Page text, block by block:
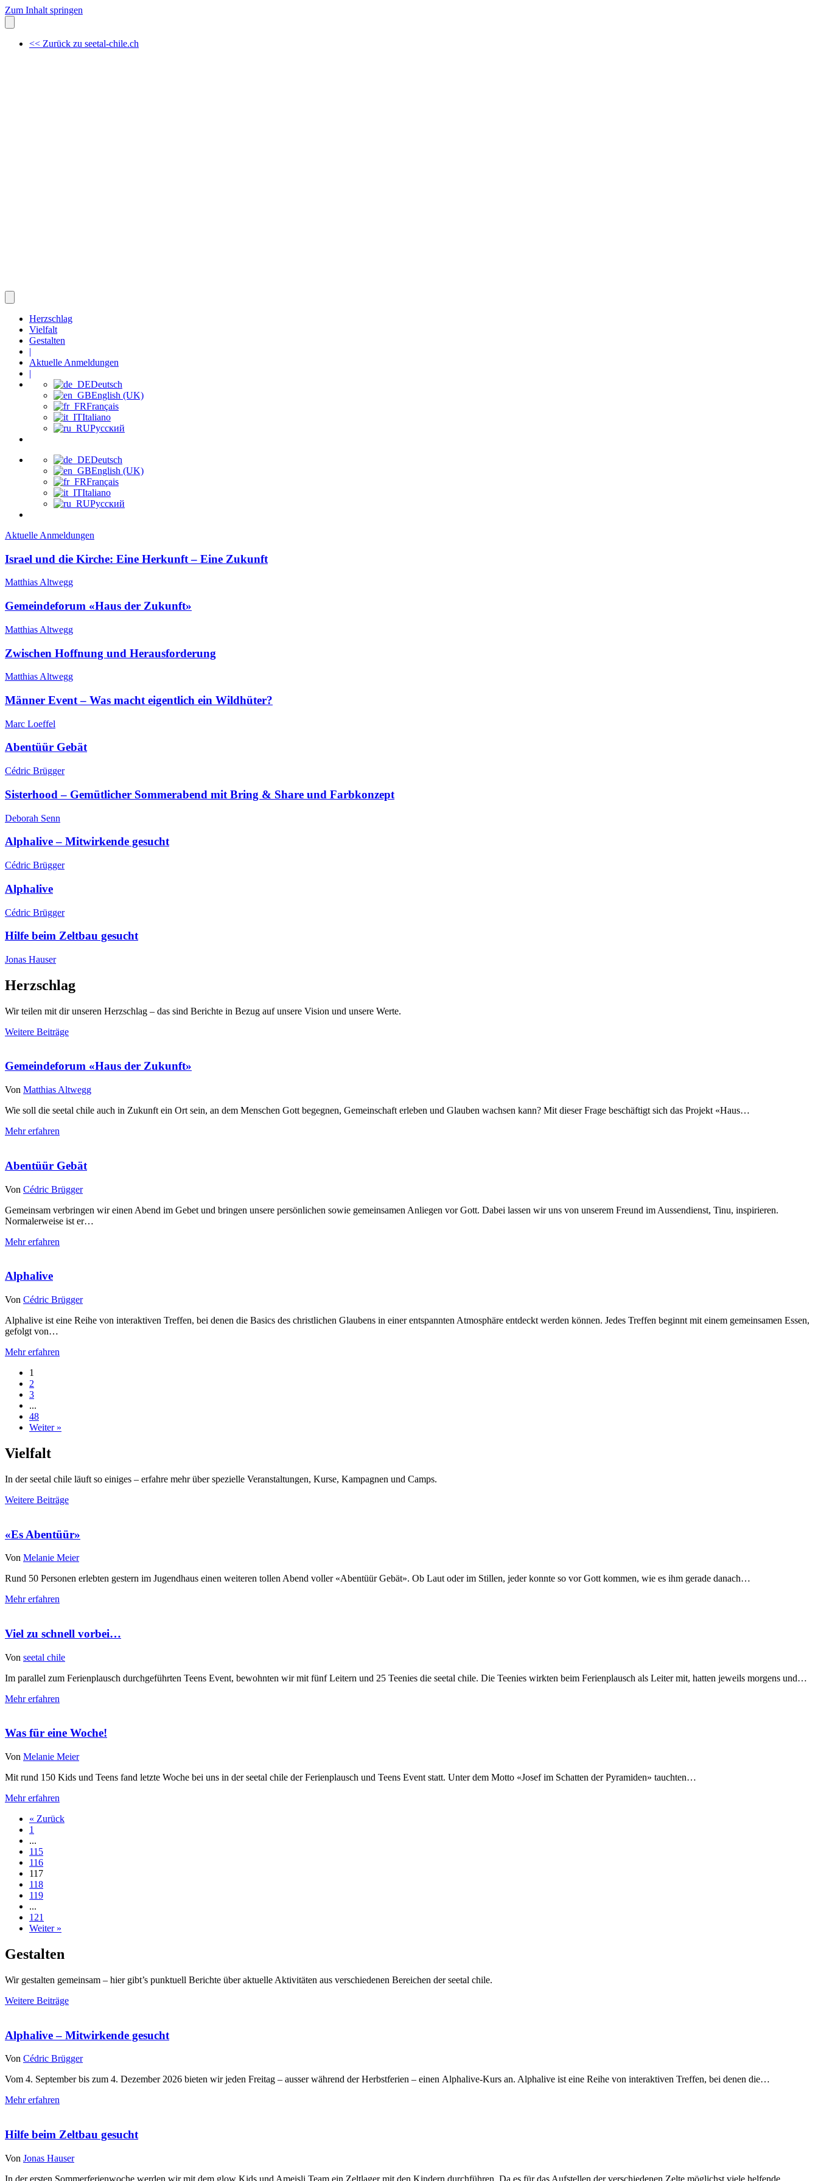
Zum Inhalt springen
<< Zurück zu seetal-chile.ch
Herzschlag
Vielfalt
Gestalten
|
Aktuelle Anmeldungen
|
Deutsch
English (UK)
Français
Italiano
Русский
Deutsch
English (UK)
Français
Italiano
Русский
Aktuelle Anmeldungen
Israel und die Kirche: Eine Herkunft – Eine Zukunft
Matthias Altwegg
Gemeindeforum «Haus der Zukunft»
Matthias Altwegg
Zwischen Hoffnung und Herausforderung
Matthias Altwegg
Männer Event – Was macht eigentlich ein Wildhüter?
Marc Loeffel
Abentüür Gebät
Cédric Brügger
Sisterhood – Gemütlicher Sommerabend mit Bring & Share und Farbkonzept
Deborah Senn
Alphalive – Mitwirkende gesucht
Cédric Brügger
Alphalive
Cédric Brügger
Hilfe beim Zeltbau gesucht
Jonas Hauser
Herzschlag
Wir teilen mit dir unseren Herzschlag – das sind Berichte in Bezug auf unsere Vision und unsere Werte.
Weitere Beiträge
Gemeindeforum «Haus der Zukunft»
Von Matthias Altwegg
Wie soll die seetal chile auch in Zukunft ein Ort sein, an dem Menschen Gott begegnen, Gemeinschaft erleben und Glauben wachsen kann? Mit dieser Frage beschäftigt sich das Projekt «Haus…
Mehr erfahren
Abentüür Gebät
Von Cédric Brügger
Gemeinsam verbringen wir einen Abend im Gebet und bringen unsere persönlichen sowie gemeinsamen Anliegen vor Gott. Dabei lassen wir uns von unserem Freund im Aussendienst, Tinu, inspirieren.
Normalerweise ist er…
Mehr erfahren
Alphalive
Von Cédric Brügger
Alphalive ist eine Reihe von interaktiven Treffen, bei denen die Basics des christlichen Glaubens in einer entspannten Atmosphäre entdeckt werden können. Jedes Treffen beginnt mit einem gemeinsamen Essen,
gefolgt von…
Mehr erfahren
1
2
3
...
48
Weiter »
Vielfalt
In der seetal chile läuft so einiges – erfahre mehr über spezielle Veranstaltungen, Kurse, Kampagnen und Camps.
Weitere Beiträge
«Es Abentüür»
Von Melanie Meier
Rund 50 Personen erlebten gestern im Jugendhaus einen weiteren tollen Abend voller «Abentüür Gebät». Ob Laut oder im Stillen, jeder konnte so vor Gott kommen, wie es ihm gerade danach…
Mehr erfahren
Viel zu schnell vorbei…
Von seetal chile
Im parallel zum Ferienplausch durchgeführten Teens Event, bewohnten wir mit fünf Leitern und 25 Teenies die seetal chile. Die Teenies wirkten beim Ferienplausch als Leiter mit, hatten jeweils morgens und…
Mehr erfahren
Was für eine Woche!
Von Melanie Meier
Mit rund 150 Kids und Teens fand letzte Woche bei uns in der seetal chile der Ferienplausch und Teens Event statt. Unter dem Motto «Josef im Schatten der Pyramiden» tauchten…
Mehr erfahren
« Zurück
1
...
115
116
117
118
119
...
121
Weiter »
Gestalten
Wir gestalten gemeinsam – hier gibt’s punktuell Berichte über aktuelle Aktivitäten aus verschiedenen Bereichen der seetal chile.
Weitere Beiträge
Alphalive – Mitwirkende gesucht
Von Cédric Brügger
Vom 4. September bis zum 4. Dezember 2026 bieten wir jeden Freitag – ausser während der Herbstferien – einen Alphalive-Kurs an. Alphalive ist eine Reihe von interaktiven Treffen, bei denen die…
Mehr erfahren
Hilfe beim Zeltbau gesucht
Von Jonas Hauser
In der ersten Sommerferienwoche werden wir mit dem glow Kids und Ameisli Team ein Zeltlager mit den Kindern durchführen. Da es für das Aufstellen der verschiedenen Zelte möglichst viele helfende…